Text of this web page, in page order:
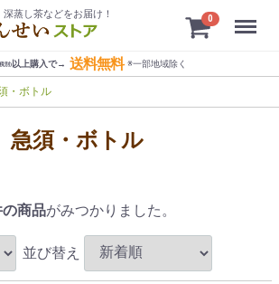
0
蒸し茶などをお届け！
別)以上購入で→ 送料無料 ※一部地域除く
Menu
・ボトル
急須・ボトル
商品がみつかりました。
並び替え